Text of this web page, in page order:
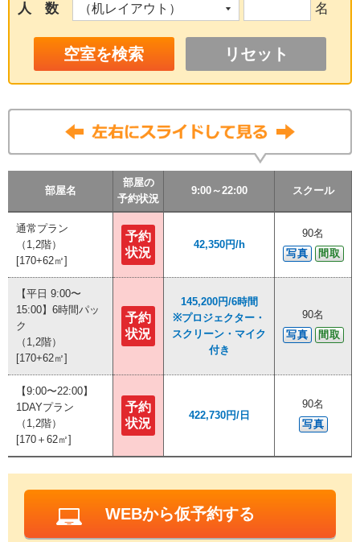
人 数 名
リセット
部屋名
部屋の
予約状況
9:00～22:00 スクール
部屋名
部屋の
予約状況
9:00～22:00 スクール
部屋名
部屋の
予約状況
9:00～22:00 スクール
通常プラン
（1,2階）
[170+62㎡]
予約
状況
42,350円/h
90名
写真
間取
【平日 9:00〜
15:00】6時間パッ
ク
（1,2階）
[170+62㎡]
予約
状況
145,200円/6時間
※プロジェクター・
スクリーン・マイク
付き
90名
写真
間取
【9:00〜22:00】
1DAYプラン
（1,2階）
[170＋62㎡]
予約
状況
422,730円/日
90名
写真
部屋名
部屋の
予約状況
9:00～22:00 スクール
通常プラン
（1,2階）
[170+62㎡]
予約
状況
42,350円/h
90名
写真
間取
【平日 9:00〜
15:00】6時間パッ
ク
（1,2階）
[170+62㎡]
予約
状況
145,200円/6時間
※プロジェクター・
スクリーン・マイク
付き
90名
写真
間取
【9:00〜22:00】
1DAYプラン
（1,2階）
[170＋62㎡]
予約
状況
422,730円/日
90名
写真
WEBから仮予約する